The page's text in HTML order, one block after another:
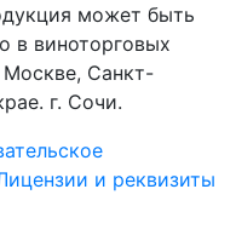
может быть
в виноторговых
Москве, Санкт-
г. Сочи.
и реквизиты